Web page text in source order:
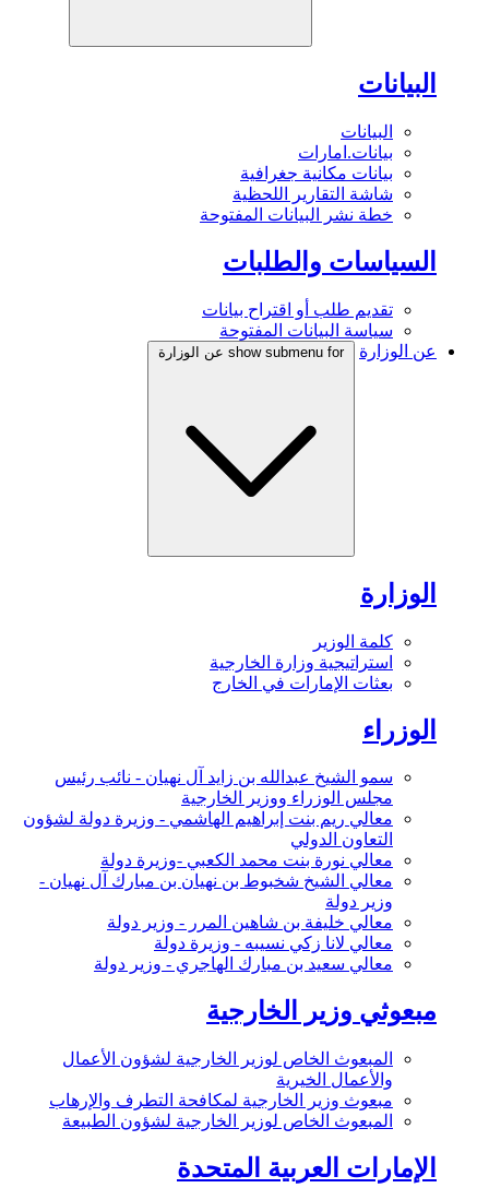
البيانات
البيانات
بيانات.امارات
بيانات مكانية جغرافية
شاشة التقارير اللحظية
خطة نشر البيانات المفتوحة
السياسات والطلبات
تقديم طلب أو اقتراح بيانات
سياسة البيانات المفتوحة
عن الوزارة
show submenu for عن الوزارة
الوزارة
كلمة الوزير
استراتيجية وزارة الخارجية
بعثات الإمارات في الخارج
الوزراء
سمو الشيخ عبدالله بن زايد آل نهيان - نائب رئيس
مجلس الوزراء ووزير الخارجية
معالي ريم بنت إبراهيم الهاشمي - وزيرة دولة لشؤون
التعاون الدولي
معالي نورة بنت محمد الكعبي -وزيرة دولة
معالي الشيخ شخبوط بن نهيان بن مبارك آل نهيان -
وزير دولة
معالي خليفة بن شاهين المرر - وزير دولة
معالي لانا زكي نسيبه - وزيرة دولة
معالي سعيد بن مبارك الهاجري - وزير دولة
مبعوثي وزير الخارجية
المبعوث الخاص لوزير الخارجية لشؤون الأعمال
والأعمال الخيرية
مبعوث وزير الخارجية لمكافحة التطرف والإرهاب
المبعوث الخاص لوزير الخارجية لشؤون الطبيعة
الإمارات العربية المتحدة